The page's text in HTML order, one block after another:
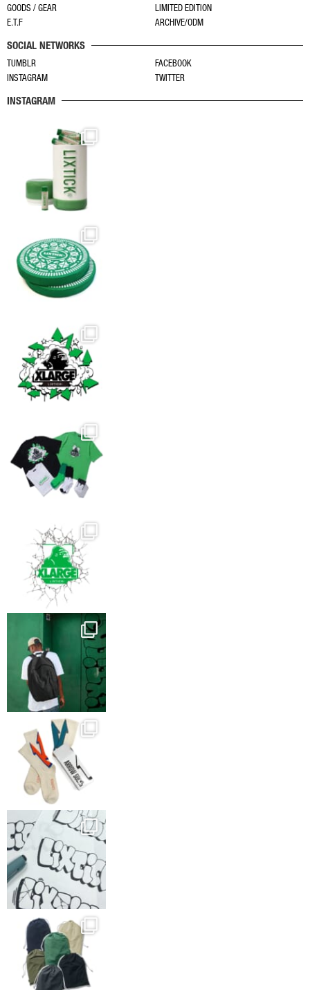
が
ま
オ
プ
ン
は
商
品
ペ
ー
ジ
ら
選
択
で
き
す
GOODS / GEAR
LIMITED EDITION
E.T.F
ARCHIVE/ODM
SOCIAL NETWORKS
TUMBLR
FACEBOOK
INSTAGRAM
TWITTER
INSTAGRAM